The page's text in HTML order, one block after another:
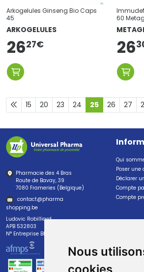
Nous
Arkogelules Ginseng Bio Caps
45
ARKOGELULES
2627€
60
26
15 20 23 24 25 26 27
Pharmacie des 4 Bras
Route de Bavay, 39
7080 Frameries (Belgique)
contact@pharma
shopping.be
Ludovic Robilliard
APB 532803
N° Entreprise BE0447.382.113
Qui
Poser une
Déclarer
Compte
Compte